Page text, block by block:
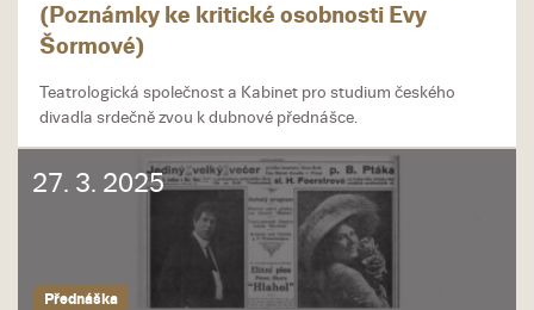
(Poznámky ke kritické osobnosti Evy
Šormové)
Teatrologická společnost a Kabinet pro studium českého
divadla srdečně zvou k dubnové přednášce.
27. 3. 2025
Přednáška